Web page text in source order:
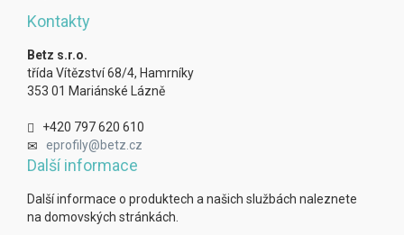
Kontakty
Betz s.r.o.
třída Vítězství 68/4, Hamrníky
353 01 Mariánské Lázně
+420 797 620 610
eprofily@betz.cz
Další informace
Další informace o produktech a našich službách naleznete
na domovských stránkách.